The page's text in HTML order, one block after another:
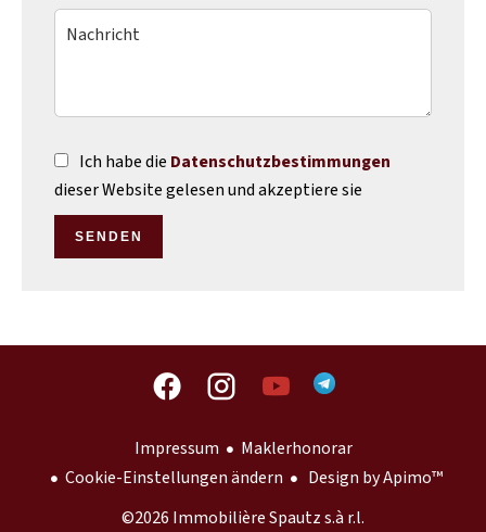
Ich habe die Datenschutzbestimmungen
dieser Website gelesen und akzeptiere sie
SENDEN
Impressum
Maklerhonorar
Cookie-Einstellungen ändern
Design byApimo™
©2026 Immobilière Spautz s.à r.l.